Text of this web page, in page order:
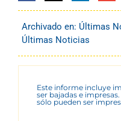
Archivado en: Últimas
Últimas Noticias
Este informe incluye
ser bajadas e
sólo pueden ser